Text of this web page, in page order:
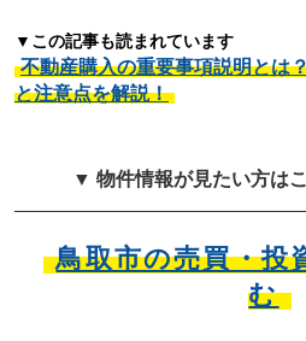
▼この記事も読まれています
不動産購入の重要事項説明とは
と注意点を解説！
▼ 物件情報が見たい方は
鳥取市の売買・投
む